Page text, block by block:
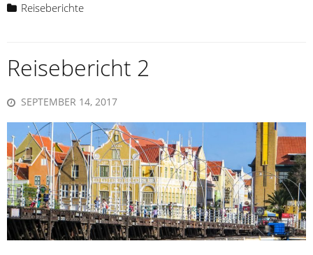
Reiseberichte
Reisebericht 2
SEPTEMBER 14, 2017